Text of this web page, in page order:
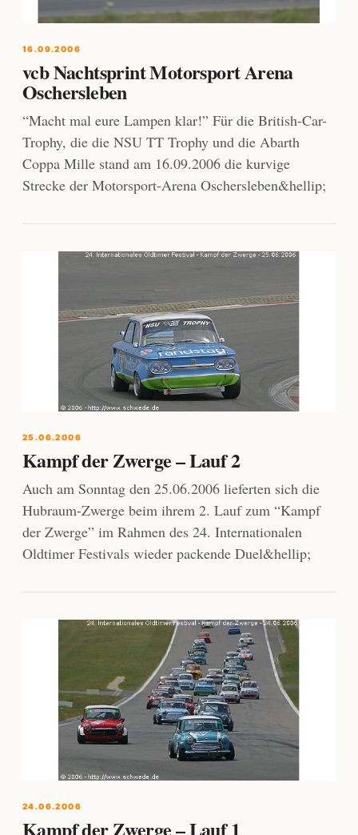
16.09.2006
vcb Nachtsprint Motorsport Arena
Oschersleben
“Macht mal eure Lampen klar!” Für die British-Car-
Trophy, die die NSU TT Trophy und die Abarth
Coppa Mille stand am 16.09.2006 die kurvige
Strecke der Motorsport-Arena Oschersleben&hellip;
25.06.2006
Kampf der Zwerge – Lauf 2
Auch am Sonntag den 25.06.2006 lieferten sich die
Hubraum-Zwerge beim ihrem 2. Lauf zum “Kampf
der Zwerge” im Rahmen des 24. Internationalen
Oldtimer Festivals wieder packende Duel&hellip;
24.06.2006
Kampf der Zwerge – Lauf 1